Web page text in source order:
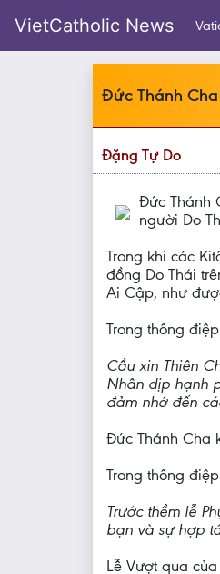
VietCatholic News
Đức Thánh
Đặng Tự Do
Đức Thánh
người Do
Trong khi các
đồng Do Thái
Ai Cập, như
Trong thông
Cầu xin Thiên
Nhân dịp hạnh
đảm nhớ đến
Đức Thánh Cha
Trong thông
Trước thềm lễ
bạn và sự hợp
Lễ Vượt qua